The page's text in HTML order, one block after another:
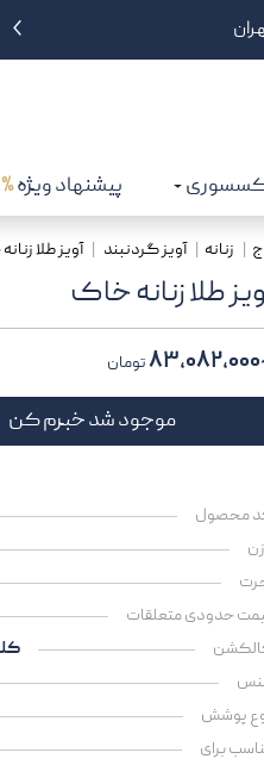
پیشنهاد ویژه%
زنانه آویز گردنبند آویز طلا
طلا زنانه خاک
تومان
موجود شد خبرم کن
محصول
حدودی متعلقات
پوشش
برای